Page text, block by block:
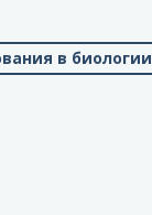
в биологии